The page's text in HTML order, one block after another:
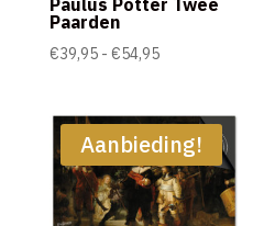
Paarden
€39,95 - €54,95Prijsklasse:
€54,95
Aanbieding!